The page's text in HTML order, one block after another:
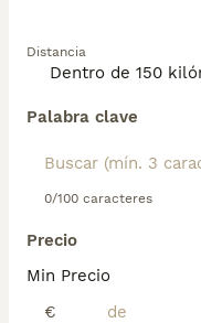
Distancia
Palabra clave
0/100 caracteres
Precio
Min Precio
€